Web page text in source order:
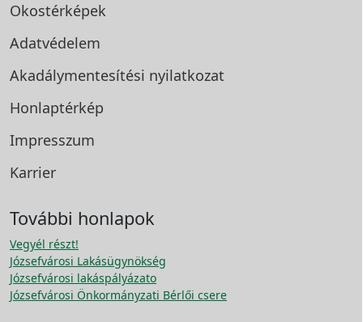
Okostérképek
Adatvédelem
Akadálymentesítési nyilatkozat
Honlaptérkép
Impresszum
Karrier
További honlapok
Vegyél részt!
Józsefvárosi Lakásügynökség
Józsefvárosi lakáspályázato
Józsefvárosi Önkormányzati Bérlői csere